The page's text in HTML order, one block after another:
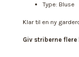
Type: Bluse
Klar til en ny
Giv striberne